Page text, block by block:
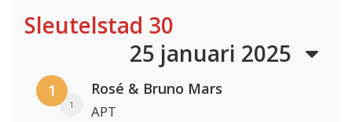
Sleutelstad 30
25 januari 2025
1
1
Rosé & Bruno Mars
APT